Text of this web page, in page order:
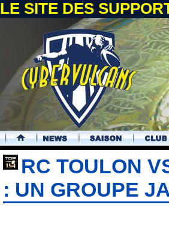
LE SITE DES
.
RC TOULON
: UN GROUPE